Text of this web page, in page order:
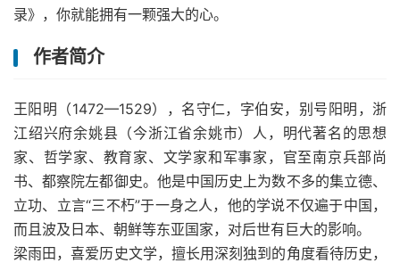
录》，你就能拥有一颗强大的心。
作者简介
王阳明（1472—1529），名守仁，字伯安，别号阳明，浙
江绍兴府余姚县（今浙江省余姚市）人，明代著名的思想
家、哲学家、教育家、文学家和军事家，官至南京兵部尚
书、都察院左都御史。他是中国历史上为数不多的集立德、
立功、立言“三不朽”于一身之人，他的学说不仅遍于中国，
而且波及日本、朝鲜等东亚国家，对后世有巨大的影响。
梁雨田，喜爱历史文学，擅长用深刻独到的角度看待历史，